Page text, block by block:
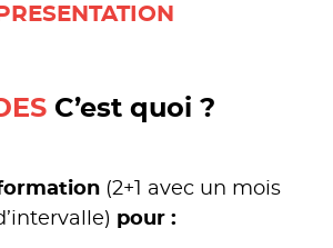
PRESENTATION
C’est quoi ?
(2+1 avec un mois
pour :